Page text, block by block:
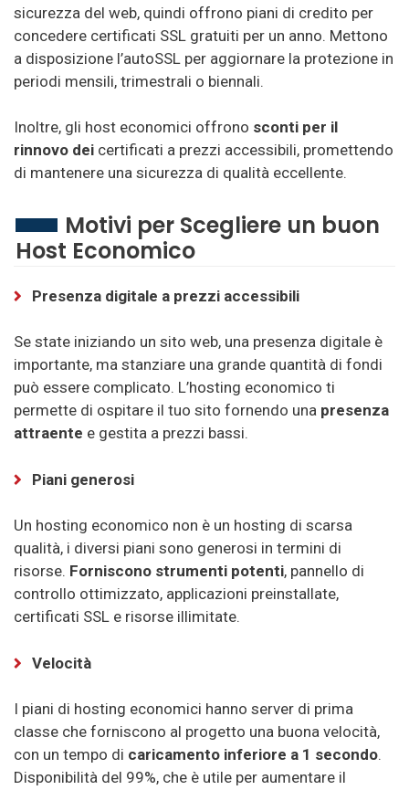
sicurezza del web, quindi offrono piani di credito per
concedere certificati SSL gratuiti per un anno. Mettono
a disposizione l’autoSSL per aggiornare la protezione in
periodi mensili, trimestrali o biennali.
Inoltre, gli host economici offrono sconti per il
rinnovo dei certificati a prezzi accessibili, promettendo
di mantenere una sicurezza di qualità eccellente.
Motivi per Scegliere un buon
Host Economico
Presenza digitale a prezzi accessibili
Se state iniziando un sito web, una presenza digitale è
importante, ma stanziare una grande quantità di fondi
può essere complicato. L’hosting economico ti
permette di ospitare il tuo sito fornendo una presenza
attraente e gestita a prezzi bassi.
Piani generosi
Un hosting economico non è un hosting di scarsa
qualità, i diversi piani sono generosi in termini di
risorse. Forniscono strumenti potenti, pannello di
controllo ottimizzato, applicazioni preinstallate,
certificati SSL e risorse illimitate.
Velocità
I piani di hosting economici hanno server di prima
classe che forniscono al progetto una buona velocità,
con un tempo di caricamento inferiore a 1 secondo.
Disponibilità del 99%, che è utile per aumentare il